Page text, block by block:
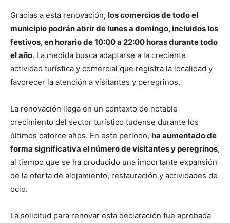
Gracias a esta renovación, los comercios de todo el
municipio podrán abrir de lunes a domingo, incluidos los
festivos, en horario de 10:00 a 22:00 horas durante todo
el año. La medida busca adaptarse a la creciente
actividad turística y comercial que registra la localidad y
favorecer la atención a visitantes y peregrinos.
La renovación llega en un contexto de notable
crecimiento del sector turístico tudense durante los
últimos catorce años. En este periodo, ha aumentado de
forma significativa el número de visitantes y peregrinos,
al tiempo que se ha producido una importante expansión
de la oferta de alojamiento, restauración y actividades de
ocio.
La solicitud para renovar esta declaración fue aprobada